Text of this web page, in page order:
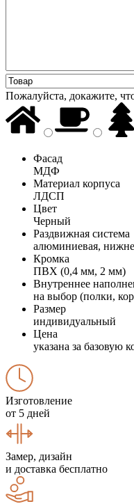
Пожалуйста, докажите,
Фасад
МДФ
Материал корпуса
ЛДСП
Цвет
Черный
Раздвижная система
алюминиевая,
Кромка
ПВХ (0,4 мм, 2 мм)
Внутреннее
на выбор (полки,
Размер
индивидуальный
Цена
указана за базовую
Изготовление
от 5 дней
Замер, дизайн
и доставка бесплатно